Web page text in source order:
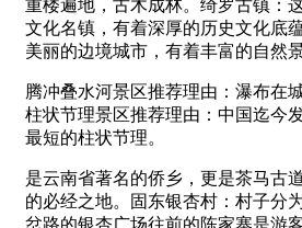
重楼遍地，古木成林。绮罗古镇：
文化名镇，有着深厚的历史文化底
美丽的边境城市，有着丰富的自然
腾冲叠水河景区推荐理由：瀑布在
柱状节理景区推荐理由：中国迄今
最短的柱状节理。
是云南省著名的侨乡，更是茶马古
的必经之地。固东银杏村：村子分
岔路的银杏广场往前的陈家寨是游